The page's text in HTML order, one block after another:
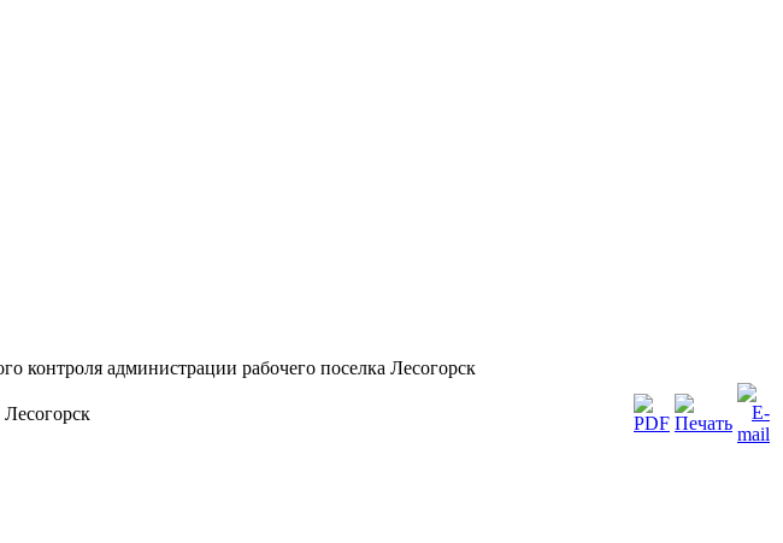
контроля администрации рабочего поселка Лесогорск